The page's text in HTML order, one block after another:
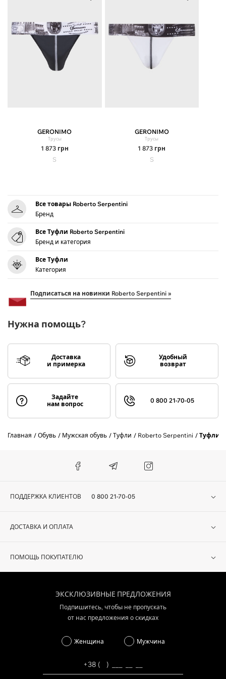
GERONIMO
Трусы
1 873 грн
S
GERONIMO
Трусы
1 873 грн
S
Все товары Roberto Serpentini
Бренд
Все Туфли Roberto Serpentini
Бренд и категория
Все Туфли
Категория
Подписаться на новинки Roberto Serpentini »
Нужна помощь?
Доставка
и примерка
Удобный
возврат
Задайте
нам вопрос
0 800 21-70-05
Главная Обувь Мужская обувь Туфли Roberto Serpentini Туфли
ПОДДЕРЖКА КЛИЕНТОВ 0 800 21-70-05
ДОСТАВКА И ОПЛАТА
ПОМОЩЬ ПОКУПАТЕЛЮ
ЭКСКЛЮЗИВНЫЕ ПРЕДЛОЖЕНИЯ
Подпишитесь, чтобы не пропускать
от нас предложения о скидках
Женщина Мужчина